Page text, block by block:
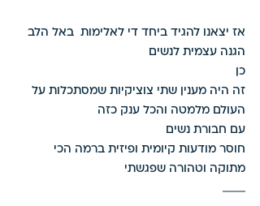
אז יצאנו להגיד ביחד די לאלימות  באל הלב
הגנה עצמית לנשים
כן
זה היה מענין שתי צוציקיות שמסתכלות על
העולם מלמטה והכל ענק כזה
עם חבורת נשים
חוסר מודעות קיומית ופיזית ברמה הכי
מתוקה וטהורה שפגשתי